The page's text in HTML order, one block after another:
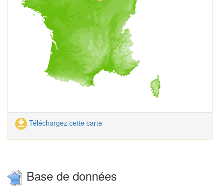
Téléchargez cette carte
Base de données